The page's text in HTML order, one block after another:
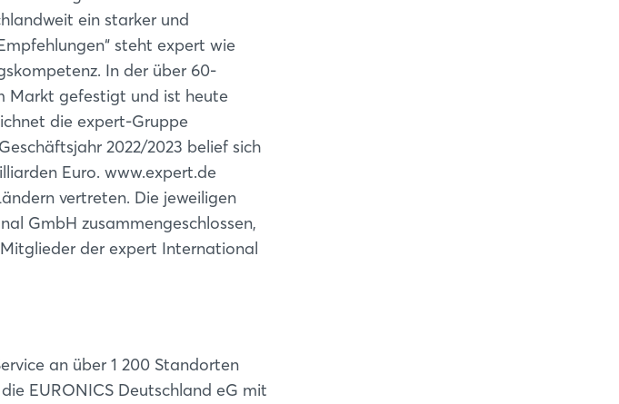
ein starker und
steht expert wie
In der über 60-
Markt gefestigt und ist heute
die expert-Gruppe
2022/2023 belief sich
Euro. www.expert.de
vertreten. Die jeweiligen
GmbH zusammengeschlossen,
der expert International
an über 1 200 Standorten
EURONICS Deutschland eG mit
vergessen?